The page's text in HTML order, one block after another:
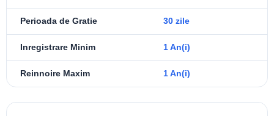
Perioada de Gratie 30 zile
Inregistrare Minim 1 An(i)
Reinnoire Maxim 1 An(i)